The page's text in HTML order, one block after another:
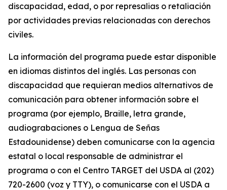
discapacidad, edad, o por represalias o retaliación
por actividades previas relacionadas con derechos
civiles.
La información del programa puede estar disponible
en idiomas distintos del inglés. Las personas con
discapacidad que requieran medios alternativos de
comunicación para obtener información sobre el
programa (por ejemplo, Braille, letra grande,
audiograbaciones o Lengua de Señas
Estadounidense) deben comunicarse con la agencia
estatal o local responsable de administrar el
programa o con el Centro TARGET del USDA al (202)
720-2600 (voz y TTY), o comunicarse con el USDA a